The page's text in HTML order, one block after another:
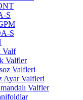
S
S
Valf
Valfler
Valfleri
Ayar Valfleri
Valfler